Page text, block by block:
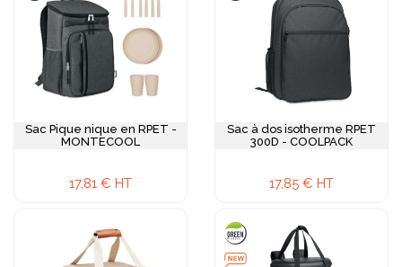
Sac Pique nique en RPET -
MONTECOOL
17,81 € HT
Sac à dos isotherme RPET
300D - COOLPACK
17,85 € HT